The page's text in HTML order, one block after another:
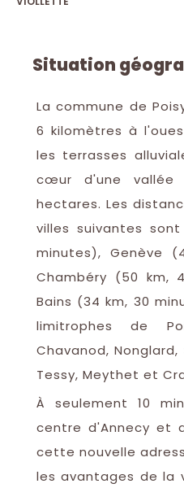
Situation
La commune de
6 kilomètres à
les terrasses
cœur d'une vallée
hectares. Les
villes suivantes
minutes), Genève
Chambéry (50 km,
Bains (34 km, 30
limitrophes de
Chavanod, Nonglard,
Tessy, Meythet et
À seulement 10
centre d'Annecy et
cette nouvelle
les avantages de la